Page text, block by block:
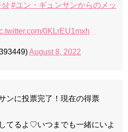
상 #ユン・ギュンサンからのメッ
0KLrEU1mxh
August 8, 2022
ンに投票完了！現在の得票
てるよ♡いつまでも一緒にいよ